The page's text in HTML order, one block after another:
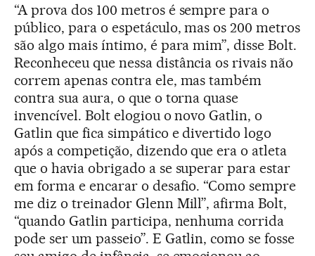
“A prova dos 100 metros é sempre para o
público, para o espetáculo, mas os 200 metros
são algo mais íntimo, é para mim”, disse Bolt.
Reconheceu que nessa distância os rivais não
correm apenas contra ele, mas também
contra sua aura, o que o torna quase
invencível. Bolt elogiou o novo Gatlin, o
Gatlin que fica simpático e divertido logo
após a competição, dizendo que era o atleta
que o havia obrigado a se superar para estar
em forma e encarar o desafio. “Como sempre
me diz o treinador Glenn Mill”, afirma Bolt,
“quando Gatlin participa, nenhuma corrida
pode ser um passeio”. E Gatlin, como se fosse